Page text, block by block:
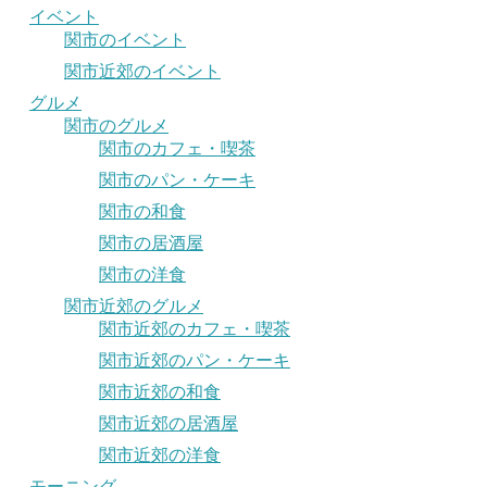
イベント
関市のイベント
関市近郊のイベント
グルメ
関市のグルメ
関市のカフェ・喫茶
関市のパン・ケーキ
関市の和食
関市の居酒屋
関市の洋食
関市近郊のグルメ
関市近郊のカフェ・喫茶
関市近郊のパン・ケーキ
関市近郊の和食
関市近郊の居酒屋
関市近郊の洋食